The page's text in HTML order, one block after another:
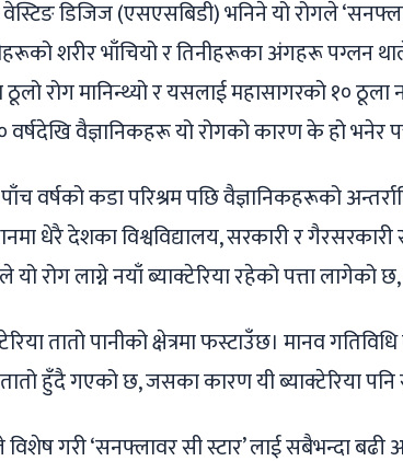
वेस्टिङ डिजिज (एसएसबिडी) भनिने यो रोगले
शरीर भाँचियो र तिनीहरूका अंगहरू पग्लन
रोग मानिन्थ्यो र यसलाई महासागरको १०
वर्षदेखि वैज्ञानिकहरू यो रोगको कारण के हो भनेर
वर्षको कडा परिश्रम पछि वैज्ञानिकहरूको
धेरै देशका विश्वविद्यालय, सरकारी र
यो रोग लाग्ने नयाँ ब्याक्टेरिया रहेको पत्ता लागेको छ,
तातो पानीको क्षेत्रमा फस्टाउँछ। मानव
तातो हुँदै गएको छ, जसका कारण यी ब्याक्टेरिया
विशेष गरी ‘सनफ्लावर सी स्टार’ लाई सबैभन्दा बढी